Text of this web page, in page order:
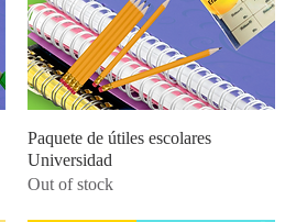
Quick View
Paquete de útiles escolares
Universidad
Out of stock